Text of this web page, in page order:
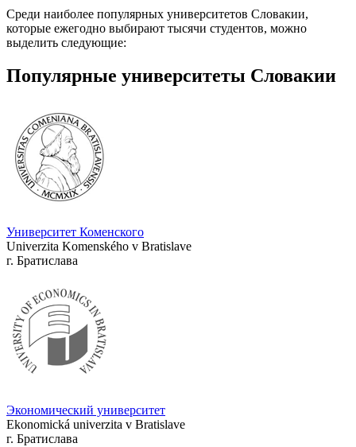
Среди наиболее популярных университетов Словакии,
которые ежегодно выбирают тысячи студентов, можно
выделить следующие:
Популярные университеты Словакии
Университет Коменского
Univerzita Komenského v Bratislave
г. Братислава
Экономический университет
Ekonomická univerzita v Bratislave
г. Братислава